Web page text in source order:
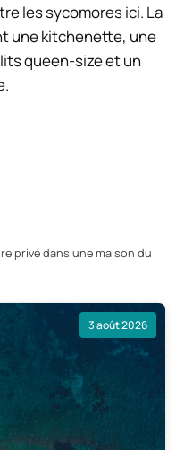
les sycomores ici. La
une kitchenette, une
queen-size et un
privé dans une maison du
3 août 2026